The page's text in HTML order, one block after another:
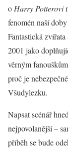
o Harry Potterovi
fenomén naší
Fantastická
2001 jako
věrným
proč je
Všudylezku.
Napsat scénář
nejpovolanější –
příběh se bude